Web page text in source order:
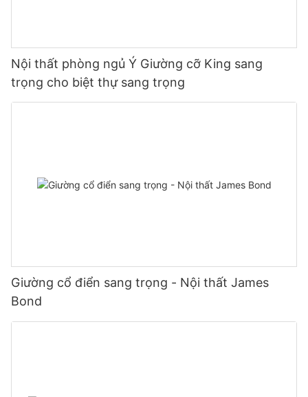
Nội thất phòng ngủ Ý Giường cỡ King sang
trọng cho biệt thự sang trọng
Giường cổ điển sang trọng - Nội thất James
Bond